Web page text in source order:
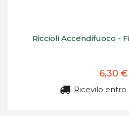
Riccioli Accendifuoco -
6,30 €
Ricevilo entro